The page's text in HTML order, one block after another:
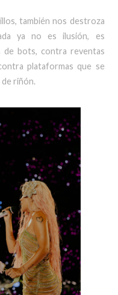
también nos destroza
ya no es ilusión, es
de bots, contra reventas
plataformas que se
de riñón.